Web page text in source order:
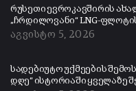
რუსეთი ევროკავშირის
„ჩრდილოვანი“ LNG-
აგვისტო 5, 2026
სადებიუტო უქმეების
დღე“ ისტორიაში ყველაზე